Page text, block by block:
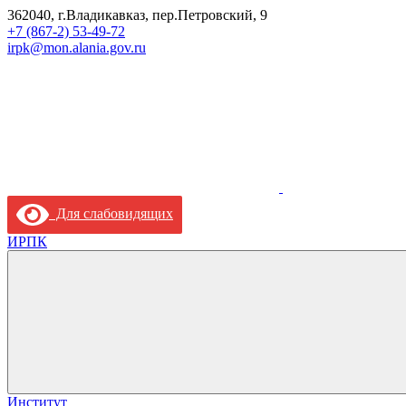
362040, г.Владикавказ, пер.Петровский, 9
+7 (867-2) 53-49-72
irpk@mon.alania.gov.ru
Для слабовидящих
ИРПК
Институт